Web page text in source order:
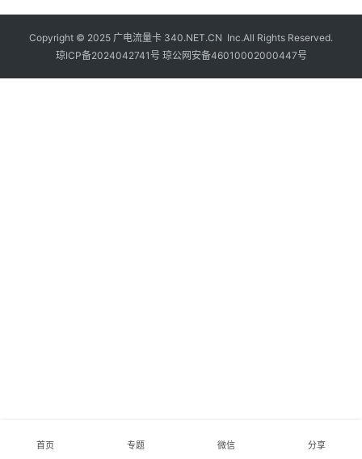
Copyright © 2025 广电流量卡 340.NET.CN Inc.All Rights Reserved.
琼ICP备2024042741号 琼公网安备46010002000447号
首页 专题 微信 分享